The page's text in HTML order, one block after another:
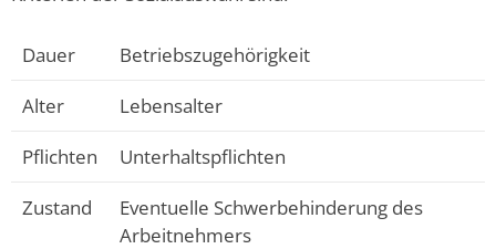
Dauer
Betriebszugehörigkeit
Alter
Lebensalter
Pflichten
Unterhaltspflichten
Zustand
Eventuelle Schwerbehinderung des
Arbeitnehmers